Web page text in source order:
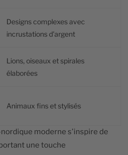
Designs complexes avec
incrustations d'argent
Lions, oiseaux et spirales
élaborées
Animaux fins et stylisés
moderne s'inspire de
une touche